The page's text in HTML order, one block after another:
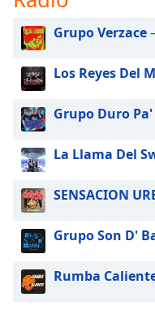
off,
selected
Track
in-
Picture
Fullscreen
This
modal
window.
Beginning
Grupo Verzace
Los Reyes Del
Grupo Duro
La Llama Del
SENSACION
Grupo Son D'
Rumba